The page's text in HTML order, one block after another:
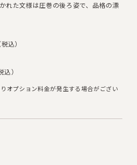
れた文様は圧巻の後ろ姿で、 品格の漂
込）
）
オプション料金が発生する場合がござい